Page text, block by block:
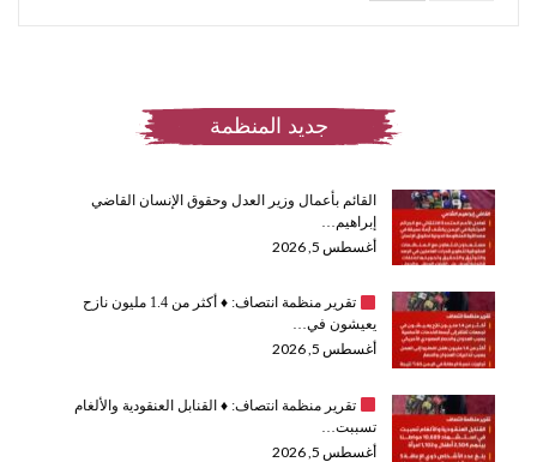
جديد المنظمة
القائم بأعمال وزير العدل وحقوق الإنسان القاضي
إبراهيم…
أغسطس 5, 2026
تقرير منظمة انتصاف: ♦️
أكثر من 1.4 مليون نازح
يعيشون في…
أغسطس 5, 2026
تقرير منظمة انتصاف: ♦️القنابل العنقودية والألغام
تسببت…
أغسطس 5, 2026